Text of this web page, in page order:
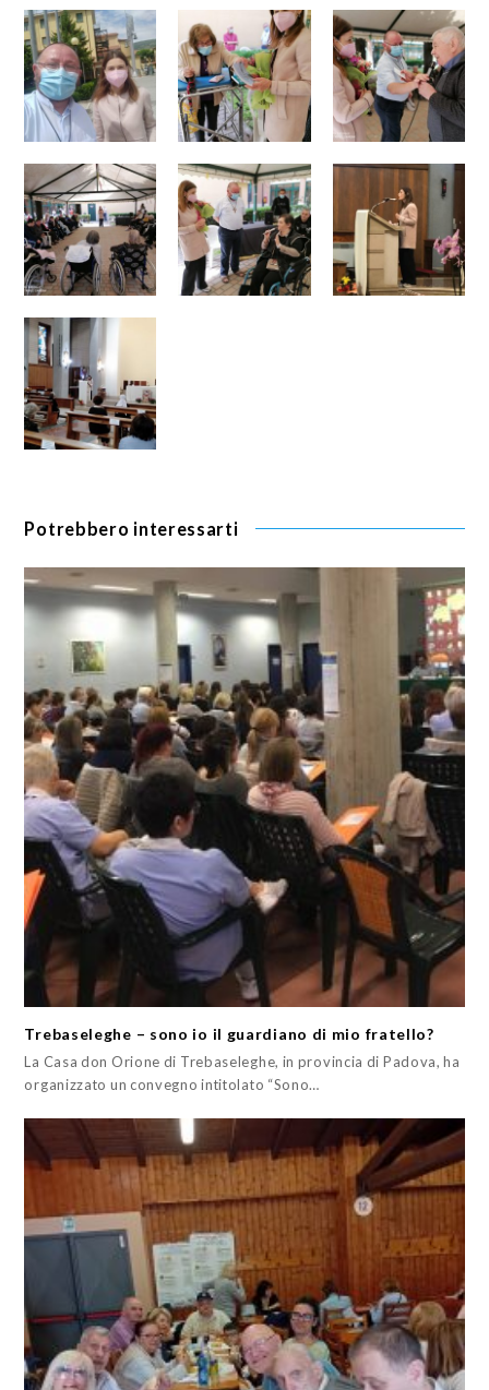
Potrebbero interessarti
Trebaseleghe – sono io il guardiano di mio fratello?
La Casa don Orione di Trebaseleghe, in provincia di Padova, ha
organizzato un convegno intitolato “Sono…